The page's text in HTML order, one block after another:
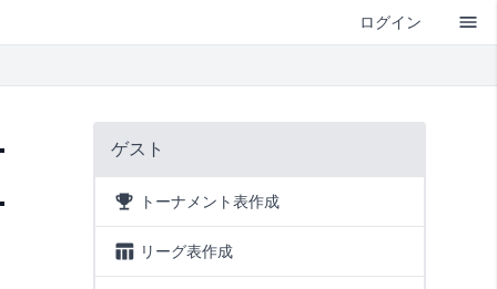
ログイン
ゲスト
トーナメント表作成
リーグ表作成